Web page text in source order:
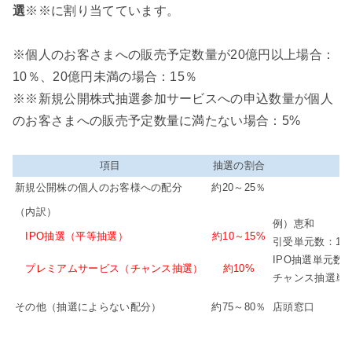
選※※に割り当てています。
※個人のお客さまへの販売予定数量が20億円以上場合：
10％、20億円未満の場合：15％
※※新規公開株式抽選参加サービスへの申込数量が個人
のお客さまへの販売予定数量に満たない場合：5%
項目
抽選の割合
新規公開株の個人のお客様への配分
約20～25％
（内訳）
例）恵和
引受単元数：
IPO抽選単元数
チャンス抽選単
IPO抽選（平等抽選） 約10～15%
プレミアムサービス（チャンス抽選） 約10%
その他（抽選によらない配分） 約75～80％ 店頭窓口